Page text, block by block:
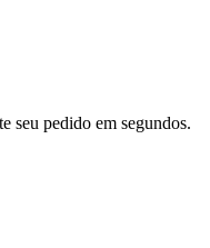
seu pedido em segundos.